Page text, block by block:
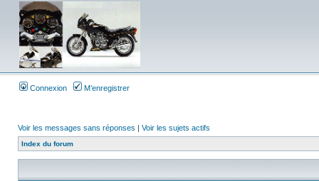
Connexion M’enregistrer
Voir les messages sans réponses | Voir les sujets actifs
Index du forum